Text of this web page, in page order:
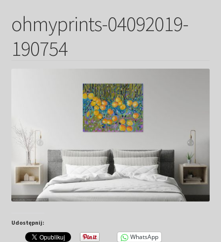
Małe obrazy
Postacie
Obrazy abstrakcyjne
Tarot
Wabi sabi
Aukcja
O mnie
ohmyprints-04092019-
190754
Udostępnij:
WhatsApp